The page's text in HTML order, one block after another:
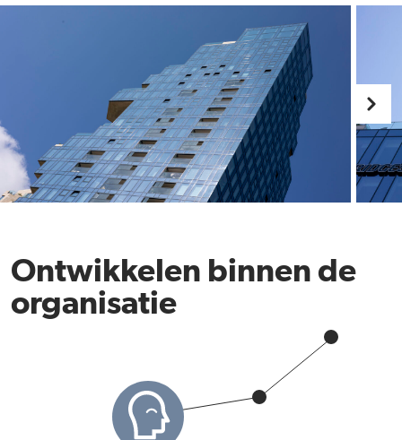
Ontwikkelen binnen de
organisatie